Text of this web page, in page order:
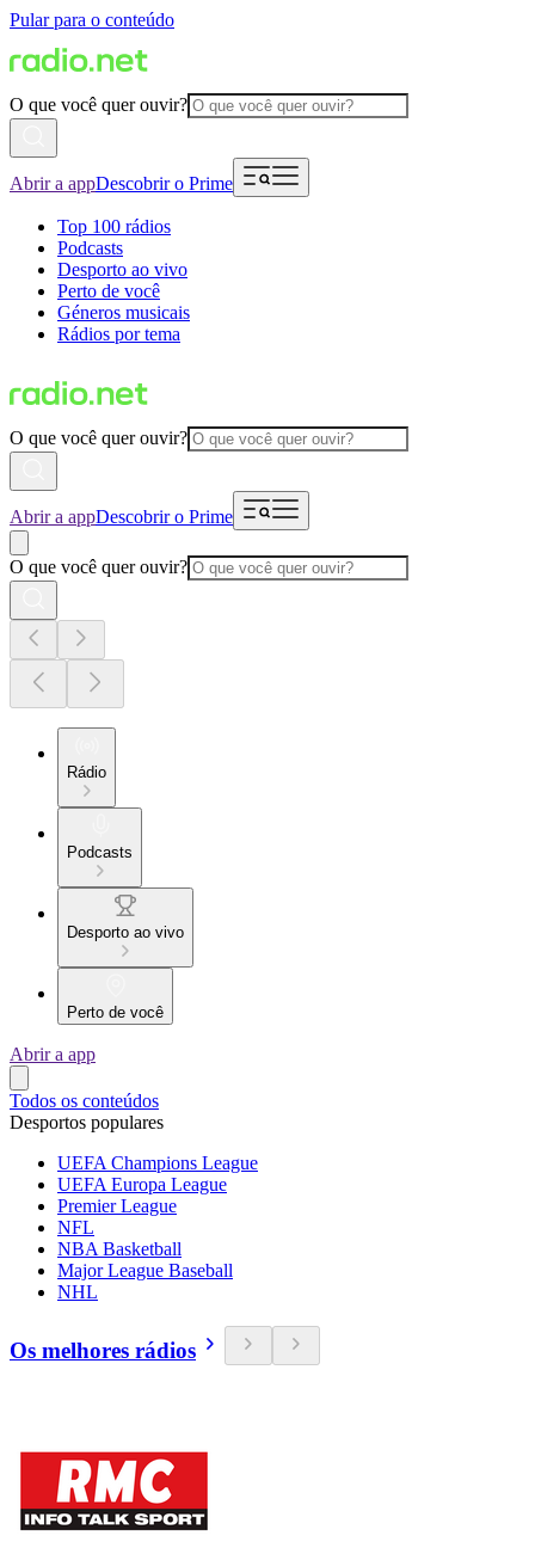
Pular para o conteúdo
O que você quer ouvir?
Abrir a appDescobrir o Prime
Top 100 rádios
Podcasts
Desporto ao vivo
Perto de você
Géneros musicais
Rádios por tema
O que você quer ouvir?
Abrir a appDescobrir o Prime
O que você quer ouvir?
Rádio
Podcasts
Desporto ao vivo
Perto de você
Abrir a app
Todos os conteúdos
Desportos populares
UEFA Champions League
UEFA Europa League
Premier League
NFL
NBA Basketball
Major League Baseball
NHL
Os melhores rádios